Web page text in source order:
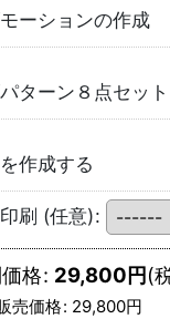
モーションの
パターン８点セ
を作成
刷 (任意):
格: 29,800円(
売価格: 29,800円